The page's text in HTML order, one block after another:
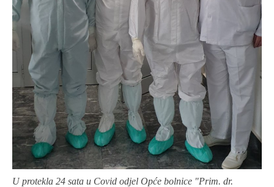
U protekla 24 sata u Covid odjel Opće bolnice "Prim. dr.